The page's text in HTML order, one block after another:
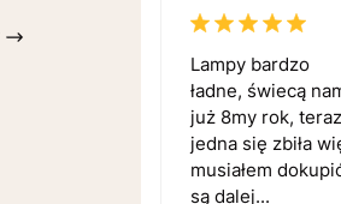
Lampy bardzo
ładne, świecą
już 8my rok, teraz
jedna się zbiła
musiałem
są dalej...